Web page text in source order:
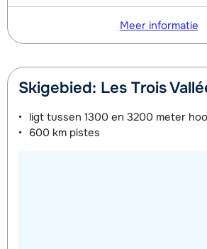
Meer informatie
Skigebied: Les Trois
ligt tussen 1300 en 3200 meter
600 km pistes